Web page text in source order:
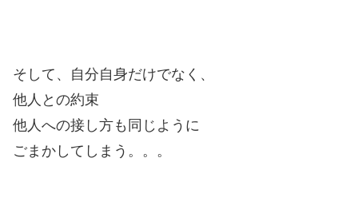
そして、自分自身だけでなく、
他人との約束
他人への接し方も同じように
ごまかしてしまう。。。